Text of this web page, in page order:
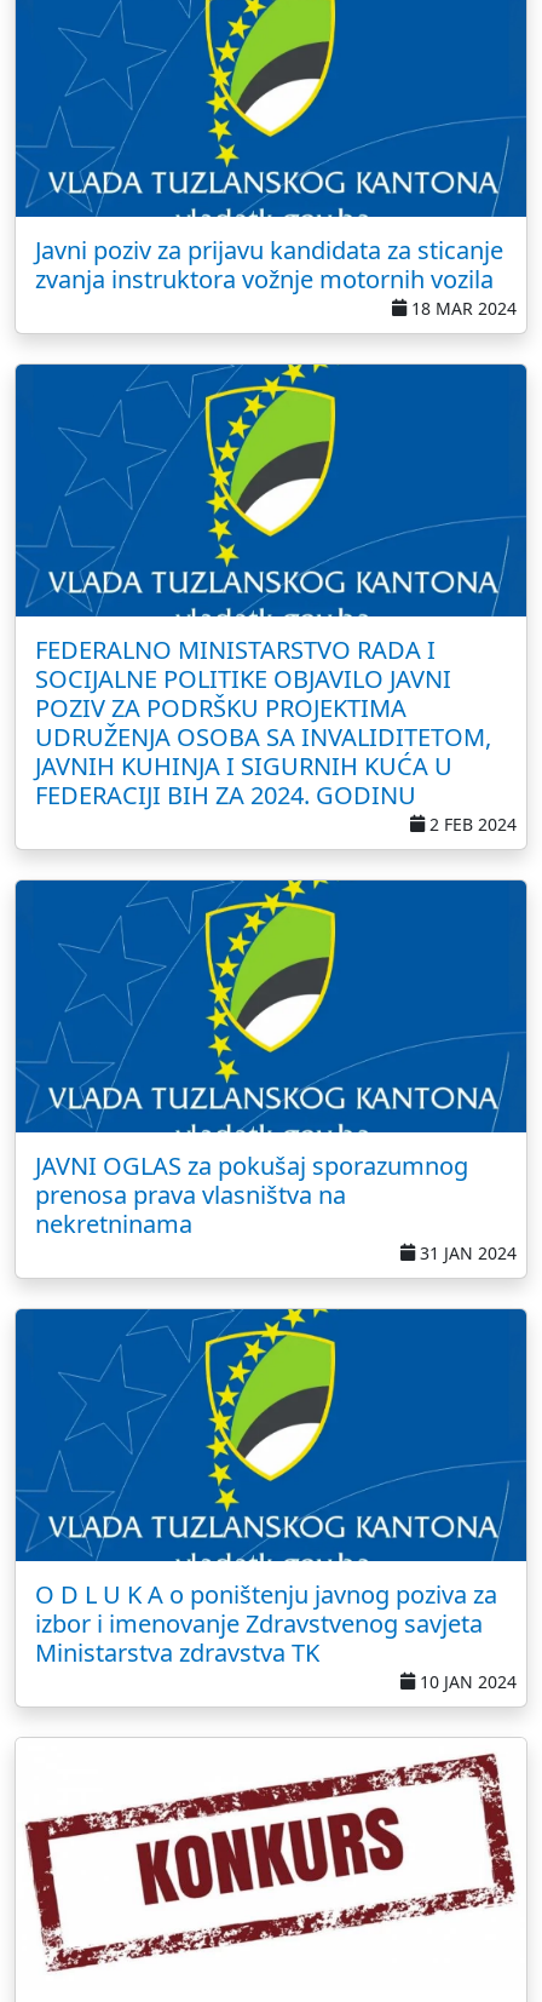
Javni poziv za prijavu kandidata za sticanje
zvanja instruktora vožnje motornih vozila
18 MAR 2024
FEDERALNO MINISTARSTVO RADA I
SOCIJALNE POLITIKE OBJAVILO JAVNI
POZIV ZA PODRŠKU PROJEKTIMA
UDRUŽENJA OSOBA SA INVALIDITETOM,
JAVNIH KUHINJA I SIGURNIH KUĆA U
FEDERACIJI BIH ZA 2024. GODINU
2 FEB 2024
JAVNI OGLAS za pokušaj sporazumnog
prenosa prava vlasništva na
nekretninama
31 JAN 2024
O D L U K A o poništenju javnog poziva za
izbor i imenovanje Zdravstvenog savjeta
Ministarstva zdravstva TK
10 JAN 2024